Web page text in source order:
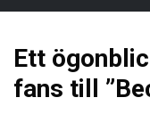
Ett
fans till